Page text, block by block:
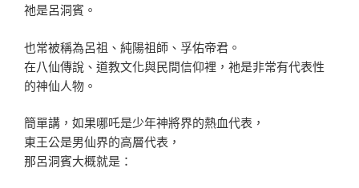
祂是呂洞賓。
也常被稱為呂祖、純陽祖師、孚佑帝君。
在八仙傳說、道教文化與民間信仰裡，祂是非常有代表性
的神仙人物。
簡單講，如果哪吒是少年神將界的熱血代表，
東王公是男仙界的高層代表，
那呂洞賓大概就是：